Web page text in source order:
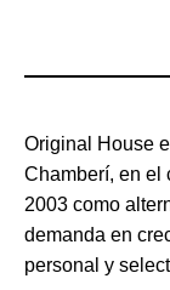
Original House
Chamberí, en el
2003 como
demanda en
personal y